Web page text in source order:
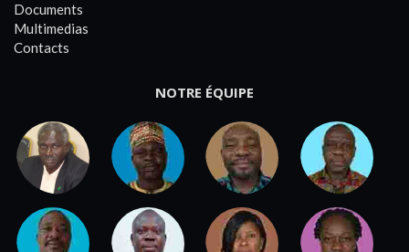
Documents
Multimedias
Contacts
NOTRE ÉQUIPE